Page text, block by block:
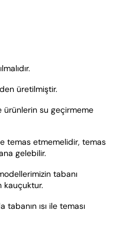
üretilmiştir.
ürünlerin su geçirmeme
temas etmemelidir, temas
gelebilir.
tabanı
kauçuktur.
ısı ile teması